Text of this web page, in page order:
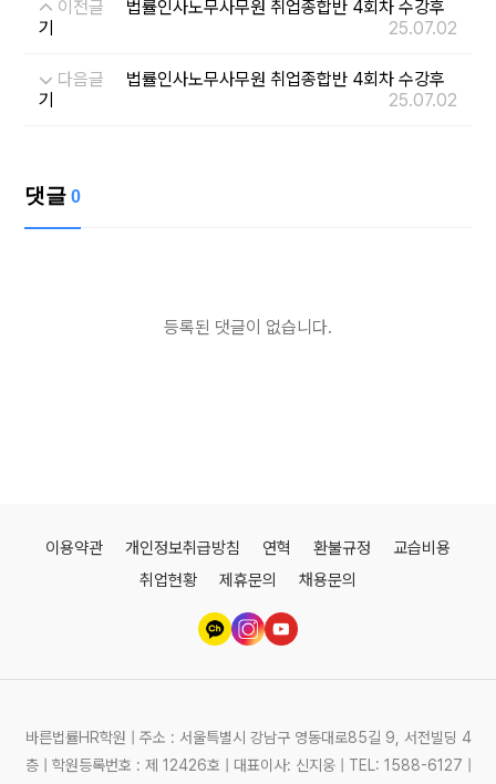
이전글
법률인사노무사무원 취업종합반 4회차 수강후
기
25.07.02
다음글
법률인사노무사무원 취업종합반 4회차 수강후
기
25.07.02
댓글 0
등록된 댓글이 없습니다.
이용약관 개인정보취급방침 연혁 환불규정
교습비용
취업현황
제휴문의 채용문의
바른법률HR학원 | 주소 : 서울특별시 강남구 영동대로85길 9, 서전빌딩 4
층 | 학원등록번호 : 제 12426호 | 대표이사: 신지웅 | TEL: 1588-6127 |